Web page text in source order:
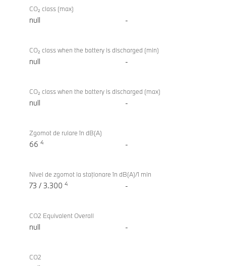
CO₂ class (max)
null -
CO₂ class when the battery is discharged (min)
null -
CO₂ class when the battery is discharged (max)
null -
Zgomot de rulare în dB(A)
66 4 -
Nivel de zgomot la staţionare în dB(A)/1 min
73 / 3.300 4 -
CO2 Equivalent Overall
null -
CO2